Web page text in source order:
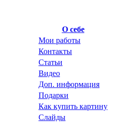
О себе
Мои работы
Контакты
Статьи
Видео
Доп. информация
Подарки
Как купить картину
Слайды